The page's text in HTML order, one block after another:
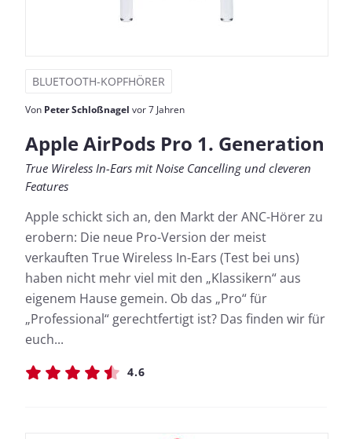
BLUETOOTH-KOPFHÖRER
Von Peter Schloßnagel vor 7 Jahren
Apple AirPods Pro 1. Generation
True Wireless In-Ears mit Noise Cancelling und cleveren
Features
Apple schickt sich an, den Markt der ANC-Hörer zu
erobern: Die neue Pro-Version der meist
verkauften True Wireless In-Ears (Test bei uns)
haben nicht mehr viel mit den „Klassikern“ aus
eigenem Hause gemein. Ob das „Pro“ für
„Professional“ gerechtfertigt ist? Das finden wir für
euch...
4.6